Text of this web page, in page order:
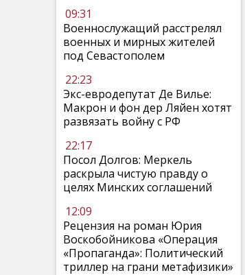
09:31
Военнослужащий расстрелял
военных и мирных жителей
под Севастополем
22:23
Экс-евродепутат Де Вилье:
Макрон и фон дер Ляйен хотят
развязать войну с РФ
22:17
Посол Долгов: Меркель
раскрыла чистую правду о
целях Минских соглашений
12:09
Рецензия на роман Юрия
Воскобойникова «Операция
«Пропаганда»: Политический
триллер на грани метафизики»